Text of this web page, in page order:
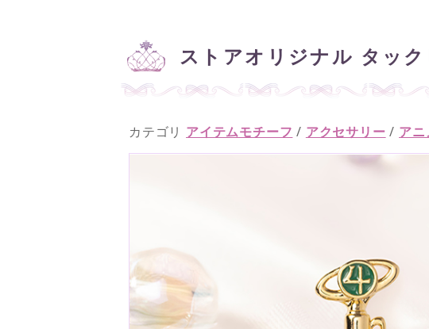
ストアオリジナル タック
カテゴリ アイテムモチーフ / アクセサリー / アニ